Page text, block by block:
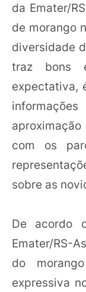
da Emater/
de morango
diversidade
traz bons
expectativa,
com os
sobre as
De acordo
Emater/RS-
do
expressiva